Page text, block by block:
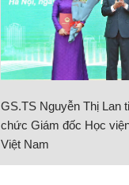
GS.TS Nguyễn Thị Lan
chức Giám đốc Học
Việt Nam